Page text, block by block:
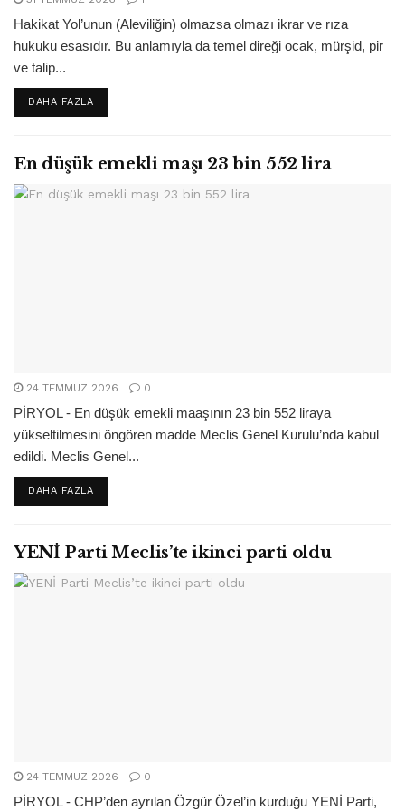
Hakikat Yol’unun (Aleviliğin) olmazsa olmazı ikrar ve rıza
hukuku esasıdır. Bu anlamıyla da temel direği ocak, mürşid, pir
ve talip...
DAHA FAZLADETAILS
En düşük emekli maşı 23 bin 552 lira
24 TEMMUZ 2026 0
PİRYOL - En düşük emekli maaşının 23 bin 552 liraya
yükseltilmesini öngören madde Meclis Genel Kurulu’nda kabul
edildi. Meclis Genel...
DAHA FAZLADETAILS
YENİ Parti Meclis’te ikinci parti oldu
24 TEMMUZ 2026 0
PİRYOL - CHP’den ayrılan Özgür Özel’in kurduğu YENİ Parti,